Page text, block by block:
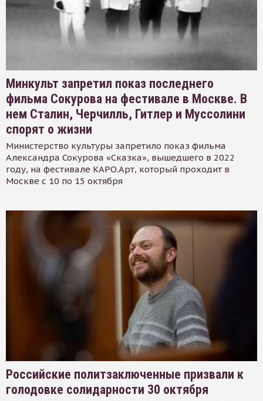
Минкульт запретил показ последнего
фильма Сокурова на фестивале в Москве. В
нем Сталин, Черчилль, Гитлер и Муссолини
спорят о жизни
Министерство культуры запретило показ фильма
Александра Сокурова «Сказка», вышедшего в 2022
году, на фестивале КАРО.Арт, который проходит в
Москве с 10 по 15 октября
Российские политзаключенные призвали к
голодовке солидарности 30 октября